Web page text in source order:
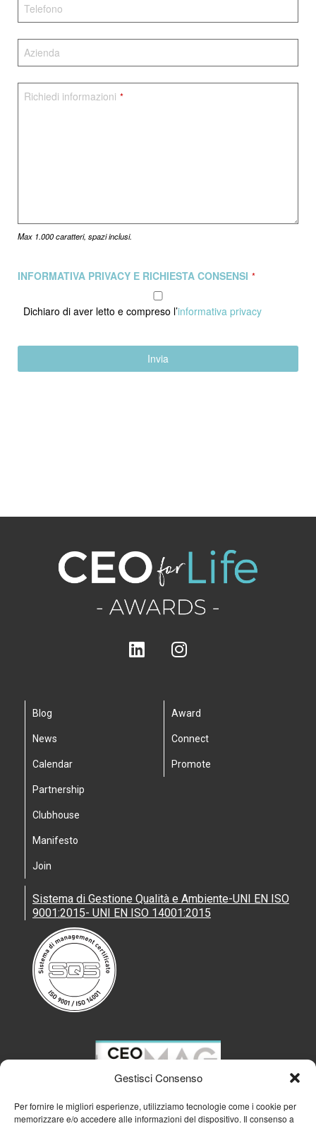
Gestisci Consenso
Per fornire le migliori esperienze, utilizziamo tecnologie come i cookie per
memorizzare e/o accedere alle informazioni del dispositivo. Il consenso a
Telefono
Azienda
Richiedi informazioni *
Max 1.000 caratteri, spazi inclusi.
INFORMATIVA PRIVACY E RICHIESTA CONSENSI *
Dichiaro di aver letto e compreso l’informativa privacy
Invia
Blog
News
Calendar
Partnership
Clubhouse
Manifesto
Join
Award
Connect
Promote
Sistema di Gestione Qualità e Ambiente-UNI EN ISO
9001:2015- UNI EN ISO 14001:2015